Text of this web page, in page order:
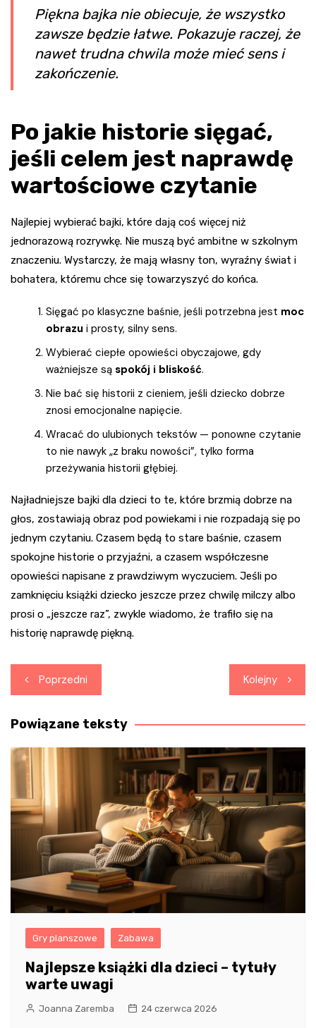
Piękna bajka nie obiecuje, że wszystko
zawsze będzie łatwe. Pokazuje raczej, że
nawet trudna chwila może mieć sens i
zakończenie.
Po jakie historie sięgać,
jeśli celem jest naprawdę
wartościowe czytanie
Najlepiej wybierać bajki, które dają coś więcej niż
jednorazową rozrywkę. Nie muszą być ambitne w szkolnym
znaczeniu. Wystarczy, że mają własny ton, wyraźny świat i
bohatera, któremu chce się towarzyszyć do końca.
Sięgać po klasyczne baśnie, jeśli potrzebna jest moc
obrazu i prosty, silny sens.
Wybierać ciepłe opowieści obyczajowe, gdy
ważniejsze są spokój i bliskość.
Nie bać się historii z cieniem, jeśli dziecko dobrze
znosi emocjonalne napięcie.
Wracać do ulubionych tekstów — ponowne czytanie
to nie nawyk „z braku nowości”, tylko forma
przeżywania historii głębiej.
Najładniejsze bajki dla dzieci to te, które brzmią dobrze na
głos, zostawiają obraz pod powiekami i nie rozpadają się po
jednym czytaniu. Czasem będą to stare baśnie, czasem
spokojne historie o przyjaźni, a czasem współczesne
opowieści napisane z prawdziwym wyczuciem. Jeśli po
zamknięciu książki dziecko jeszcze przez chwilę milczy albo
prosi o „jeszcze raz”, zwykle wiadomo, że trafiło się na
historię naprawdę piękną.
Nawigacja
wpisu
Poprzedni Kolejny
Powiązane teksty
Gry planszowe Zabawa
Najlepsze książki dla dzieci – tytuły
warte uwagi
Joanna Zaremba 24 czerwca 2026